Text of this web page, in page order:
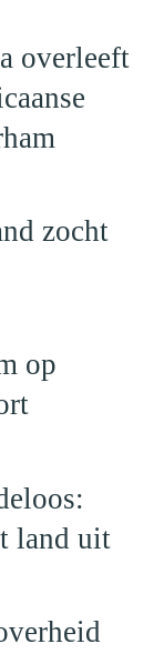
overleeft
zocht
op
land uit